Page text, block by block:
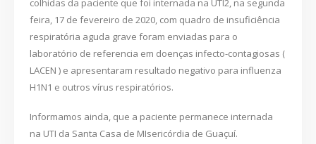
feira, 17 de fevereiro de 2020, com quadro de insuficiência
respiratória aguda grave foram enviadas para o
laboratório de referencia em doenças infecto-contagiosas (
LACEN ) e apresentaram resultado negativo para influenza
H1N1 e outros vírus respiratórios.
Informamos ainda, que a paciente permanece internada
na UTI da Santa Casa de MIsericórdia de Guaçuí.